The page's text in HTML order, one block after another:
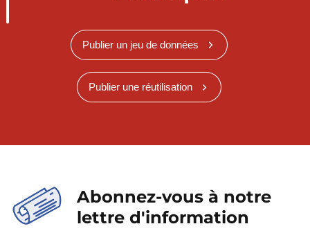
Publier un jeu de données
Publier une réutilisation
Abonnez-vous à notre
lettre d'information